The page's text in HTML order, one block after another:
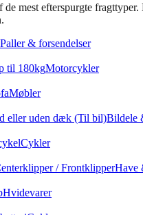
de mest efterspurgte
Paller & forsendelser
til 180kgMotorcykler
Møbler
eller uden dæk (Til bil)Bildele
Cykler
/ FrontklipperHave
Hvidevarer